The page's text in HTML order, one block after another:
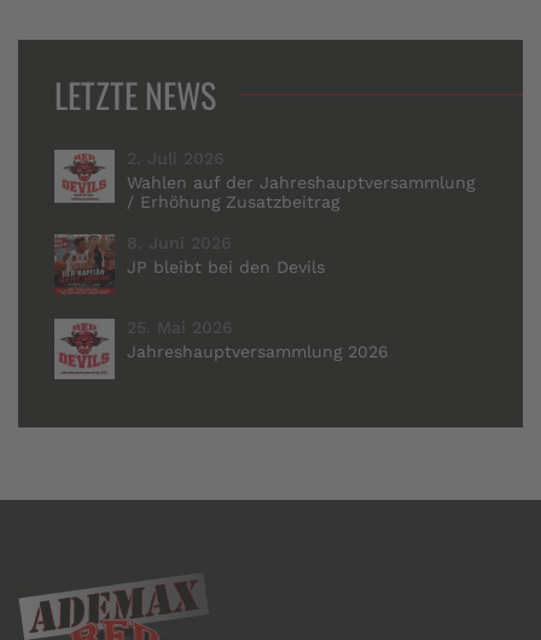
LETZTE NEWS
2. Juli 2026
Wahlen auf der Jahreshauptversammlung
/ Erhöhung Zusatzbeitrag
8. Juni 2026
JP bleibt bei den Devils
25. Mai 2026
Jahreshauptversammlung 2026